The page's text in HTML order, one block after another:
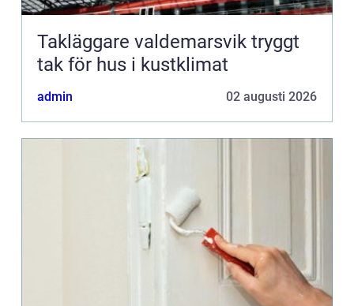
Takläggare valdemarsvik tryggt
tak för hus i kustklimat
admin 02 augusti 2026